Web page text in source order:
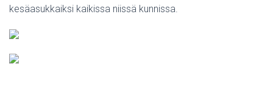
kesäasukkaiksi kaikissa niissä kunnissa.